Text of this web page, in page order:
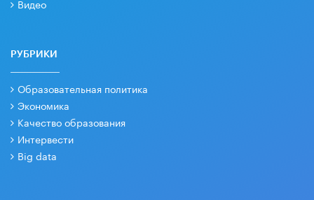
Видео
РУБРИКИ
Образовательная политика
Экономика
Качество образования
Интервести
Big data